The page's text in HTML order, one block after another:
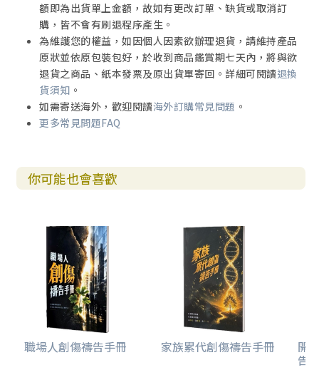
額即為出貨單上金額，故如有更改訂單、缺貨或取消訂
購，皆不會有刷退程序產生。
為維護您的權益，如因個人因素欲辦理退貨，請維持產品
原狀並依原包裝包好，於收到商品鑑賞期七天內，將與欲
退貨之商品、紙本發票及原出貨單寄回。詳細可閱讀退換
貨須知 。
如需寄送海外，歡迎閱讀海外訂購常見問題 。
更多常見問題FAQ
你可能也會喜歡
職場人創傷禱告手冊 家族累代創傷禱告手冊 開
告(